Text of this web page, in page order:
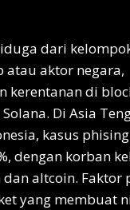
dari
atau aktor negara,
kerentanan di
Di Asia
kasus
dengan korban
altcoin. Faktor
yang membuat